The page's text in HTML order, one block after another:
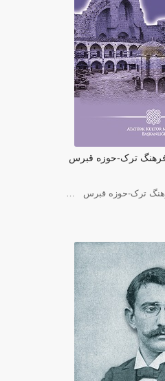
فرهنگ ترک-حوزه قبرس
ترک-حوزه قبرس …